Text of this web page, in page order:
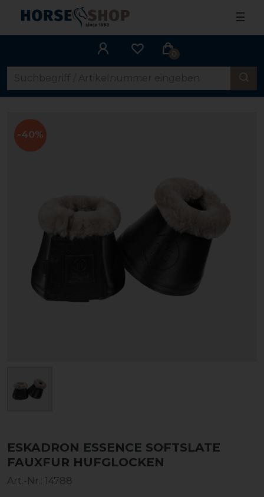
☰
0
-40%
ESKADRON ESSENCE SOFTSLATE
FAUXFUR HUFGLOCKEN
Art.-Nr.: 14788